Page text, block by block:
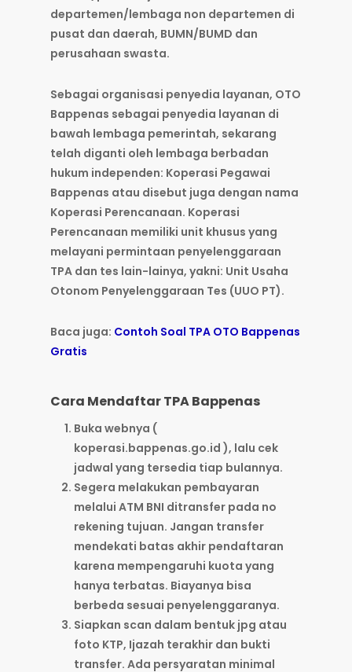
departemen/lembaga non departemen di
pusat dan daerah, BUMN/BUMD dan
perusahaan swasta.
Sebagai organisasi penyedia layanan, OTO
Bappenas sebagai penyedia layanan di
bawah lembaga pemerintah, sekarang
telah diganti oleh lembaga berbadan
hukum independen: Koperasi Pegawai
Bappenas atau disebut juga dengan nama
Koperasi Perencanaan. Koperasi
Perencanaan memiliki unit khusus yang
melayani permintaan penyelenggaraan
TPA dan tes lain-lainya, yakni: Unit Usaha
Otonom Penyelenggaraan Tes (UUO PT).
Baca juga: Contoh Soal TPA OTO Bappenas
Gratis
Cara Mendaftar TPA Bappenas
Buka webnya (
koperasi.bappenas.go.id ), lalu cek
jadwal yang tersedia tiap bulannya.
Segera melakukan pembayaran
melalui ATM BNI ditransfer pada no
rekening tujuan. Jangan transfer
mendekati batas akhir pendaftaran
karena mempengaruhi kuota yang
hanya terbatas. Biayanya bisa
berbeda sesuai penyelenggaranya.
Siapkan scan dalam bentuk jpg atau
foto KTP, Ijazah terakhir dan bukti
transfer. Ada persyaratan minimal